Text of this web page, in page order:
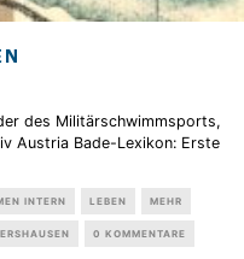
des Militärschwimmsports,
Austria Bade-Lexikon: Erste
INTERN LEBEN MEHR
0 KOMMENTARE